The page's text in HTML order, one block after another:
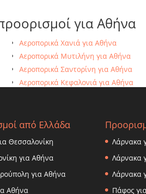
για Αθήνα
Αεροπορικά Χανιά για Αθήνα
Αεροπορικά Μυτιλήνη για Αθήνα
Αεροπορικά Σαντορίνη για Αθήνα
Αεροπορικά Κεφαλονιά για Αθήνα
από Ελλάδα
Θεσσαλονίκη
για Αθήνα
για Αθήνα
Αθήνα
Λάρνακα
Λάρνακα
Λάρνακα
Πάφος